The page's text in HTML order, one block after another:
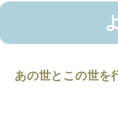
あの世とこの世を